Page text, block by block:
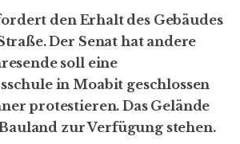
den Erhalt des Gebäudes
Der Senat hat andere
soll eine
in Moabit geschlossen
protestieren. Das Gelände
zur Verfügung stehen.